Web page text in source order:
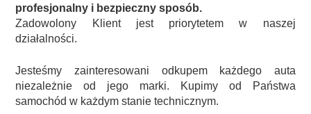
profesjonalny i bezpieczny sposób.
Zadowolony Klient jest priorytetem w naszej
działalności.
Jesteśmy zainteresowani odkupem każdego auta
niezależnie od jego marki. Kupimy od Państwa
samochód w każdym stanie technicznym.